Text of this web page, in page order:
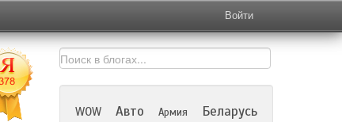
Войти
WOW Авто Армия Беларусь